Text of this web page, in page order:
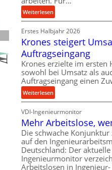
k
p
r
o
z
s
d
e
t
r
i
e
b
u
n
d
H
y
d
r
a
u
Weiterlesen:
P
r
ä
i
s
e
u
n
a
n
g
l
e
Erstes Halbjahr 2026
Krones steigert
Auftragseingang
Krones erzielte im ersten
sowohl bei Umsatz als
Auftragseingang einen
Weiterlesen:
K
r
o
n
e
s
s
VDI-Ingenieurmonitor
Mehr Arbeitslose,
Die schwache
auf den
Deutschland: Der
Ingenieurmonitor
Arbeitslosen in